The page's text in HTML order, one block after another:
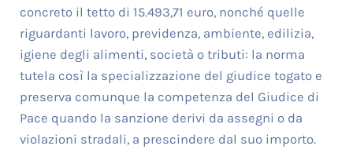
concreto il tetto di 15.493,71 euro, nonché quelle
riguardanti lavoro, previdenza, ambiente, edilizia,
igiene degli alimenti, società o tributi: la norma
tutela così la specializzazione del giudice togato e
preserva comunque la competenza del Giudice di
Pace quando la sanzione derivi da assegni o da
violazioni stradali, a prescindere dal suo importo.